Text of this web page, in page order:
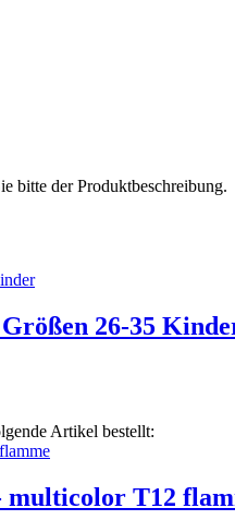
bitte der Produktbeschreibung.
26-35
Artikel bestellt:
multicolor T12